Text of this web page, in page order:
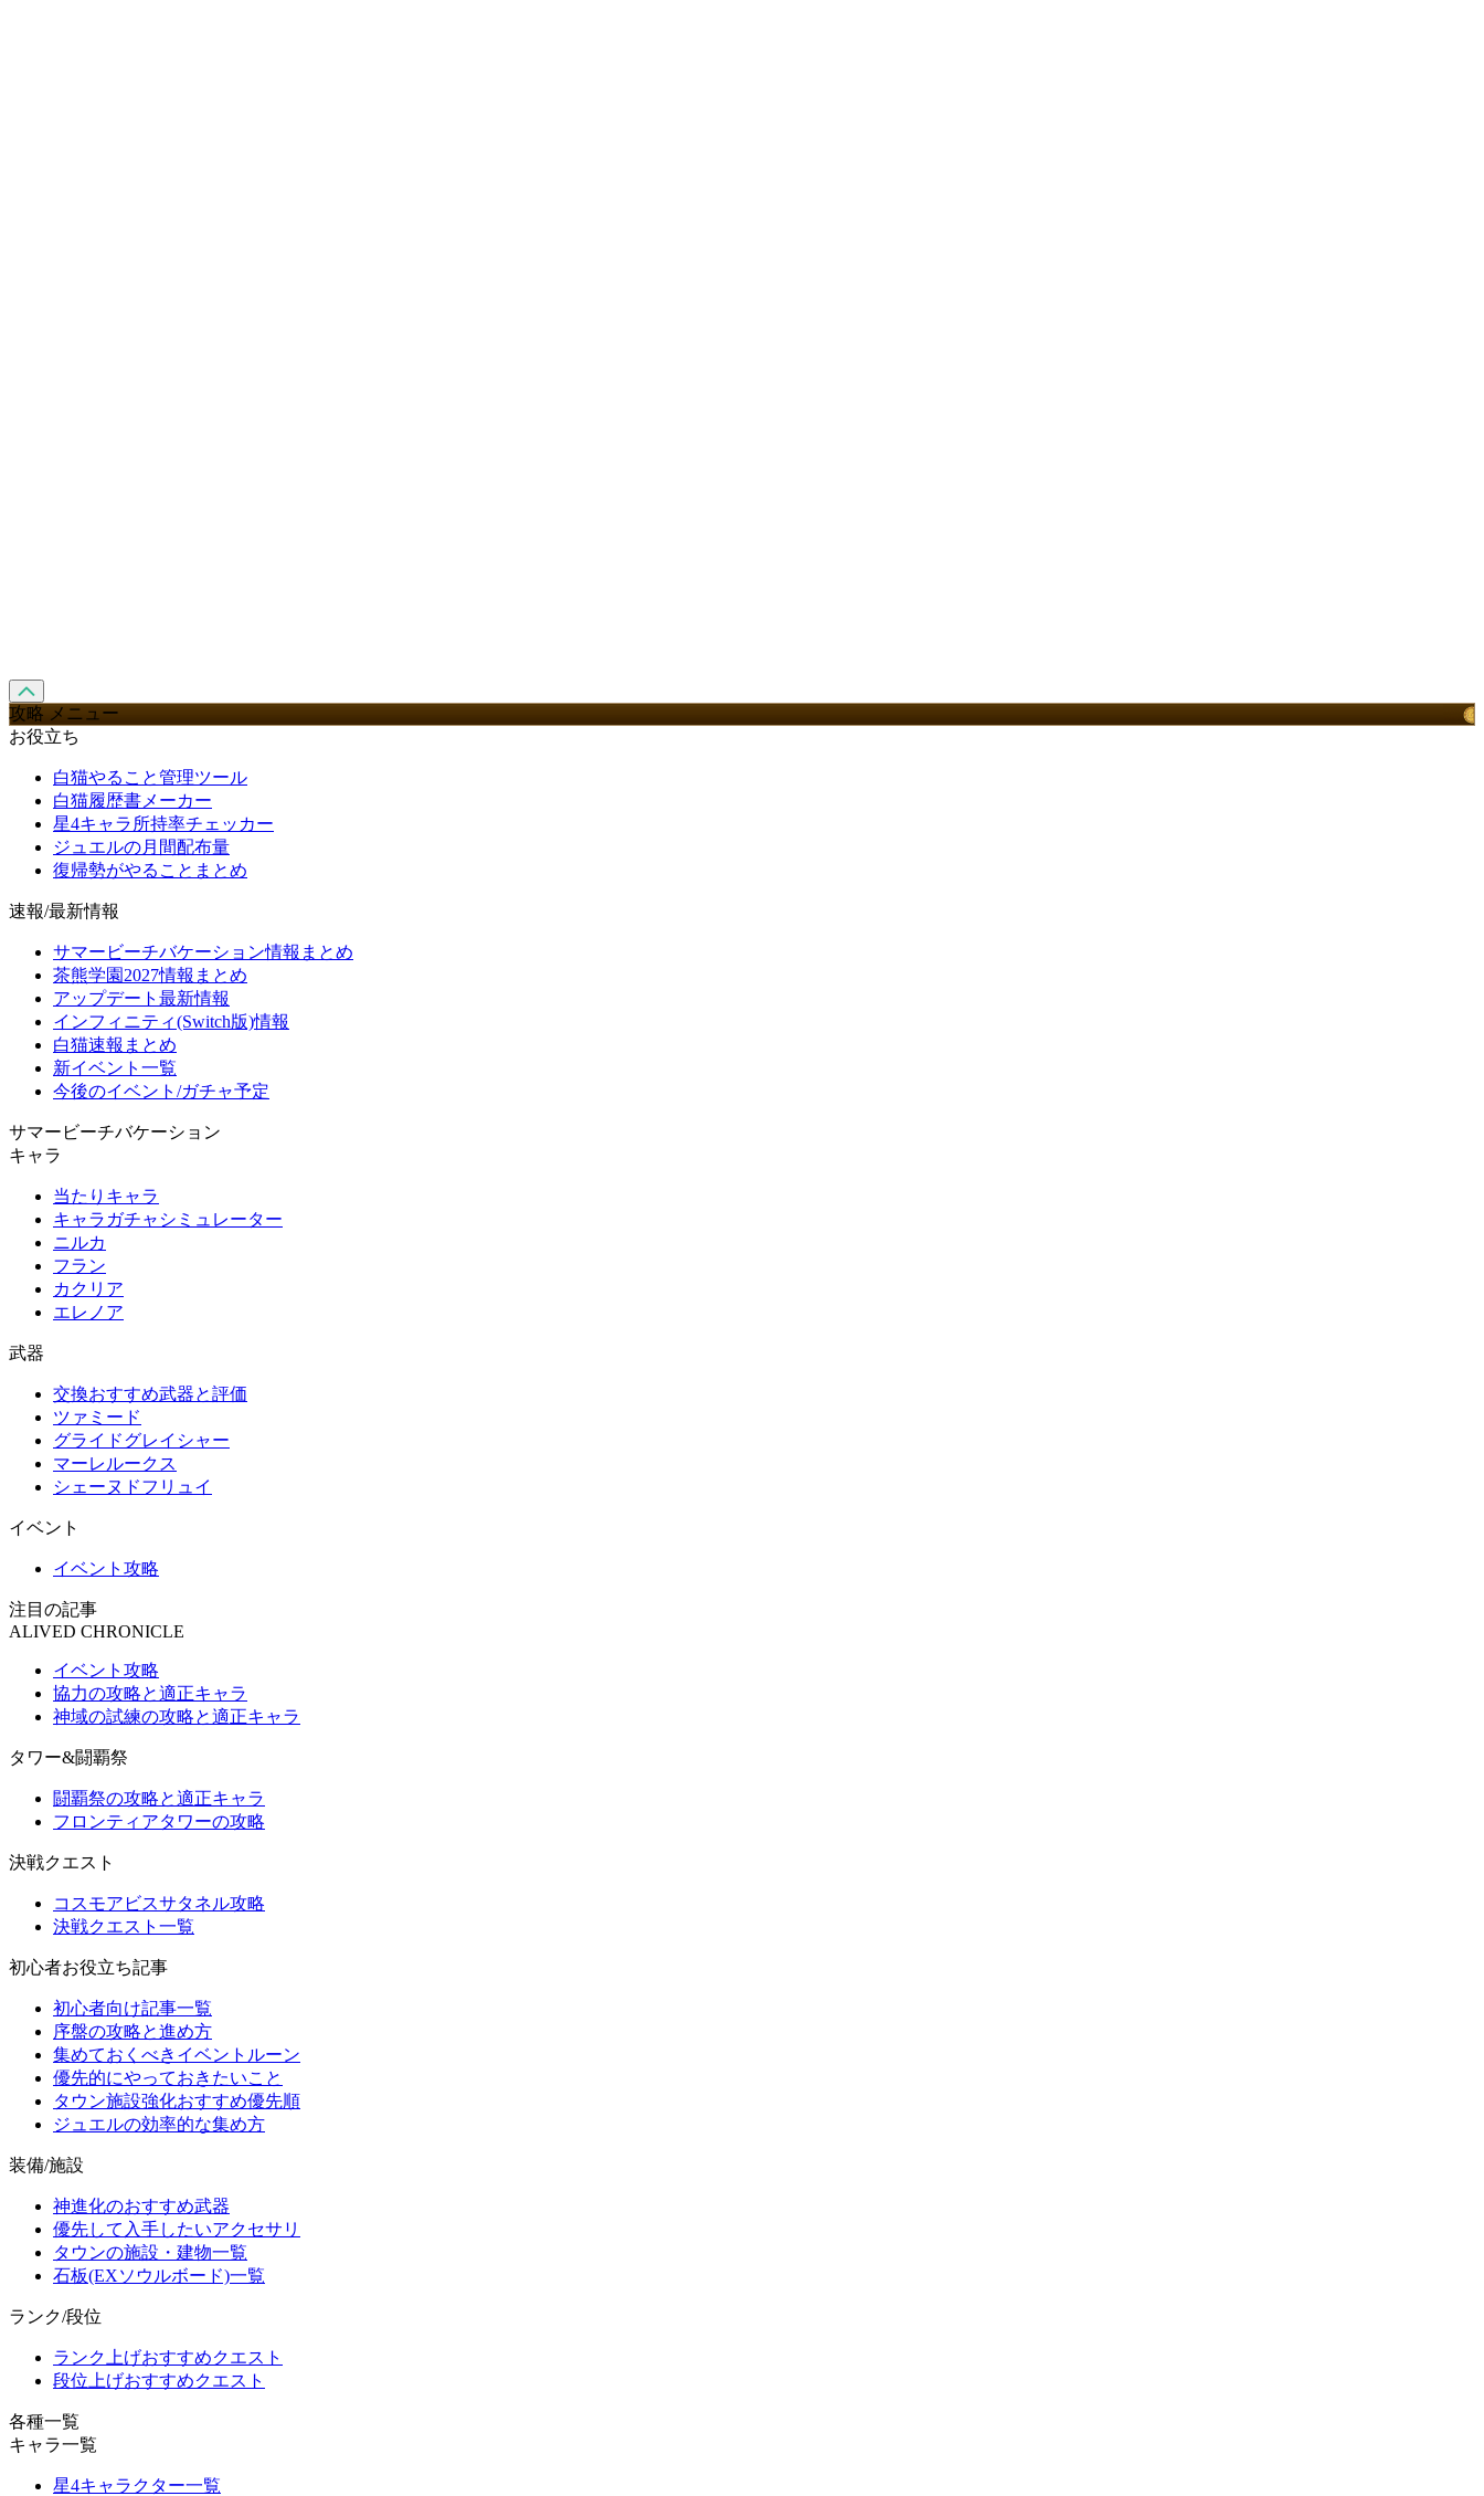
攻略 メニュー
お役立ち
白猫やること管理ツール
白猫履歴書メーカー
星4キャラ所持率チェッカー
ジュエルの月間配布量
復帰勢がやることまとめ
速報/最新情報
サマービーチバケーション情報まとめ
茶熊学園2027情報まとめ
アップデート最新情報
インフィニティ(Switch版)情報
白猫速報まとめ
新イベント一覧
今後のイベント/ガチャ予定
サマービーチバケーション
キャラ
当たりキャラ
キャラガチャシミュレーター
ニルカ
フラン
カクリア
エレノア
武器
交換おすすめ武器と評価
ツァミード
グライドグレイシャー
マーレルークス
シェーヌドフリュイ
イベント
イベント攻略
注目の記事
ALIVED CHRONICLE
イベント攻略
協力の攻略と適正キャラ
神域の試練の攻略と適正キャラ
タワー&闘覇祭
闘覇祭の攻略と適正キャラ
フロンティアタワーの攻略
決戦クエスト
コスモアビスサタネル攻略
決戦クエスト一覧
初心者お役立ち記事
初心者向け記事一覧
序盤の攻略と進め方
集めておくべきイベントルーン
優先的にやっておきたいこと
タウン施設強化おすすめ優先順
ジュエルの効率的な集め方
装備/施設
神進化のおすすめ武器
優先して入手したいアクセサリ
タウンの施設・建物一覧
石板(EXソウルボード)一覧
ランク/段位
ランク上げおすすめクエスト
段位上げおすすめクエスト
各種一覧
キャラ一覧
星4キャラクター一覧